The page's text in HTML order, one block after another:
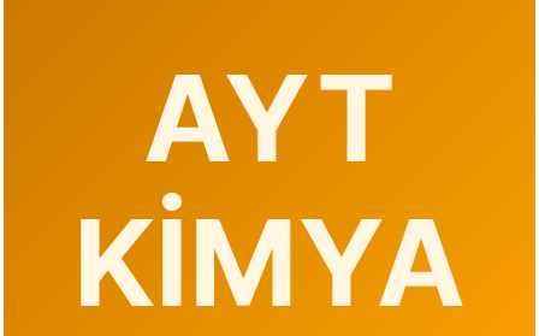
AYT
KIMYA